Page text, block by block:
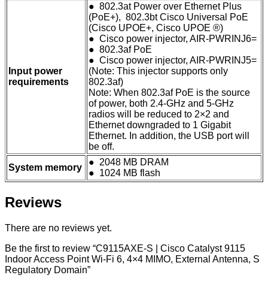
Input power
requirements
● 802.3at Power over Ethernet Plus
(PoE+), 802.3bt Cisco Universal PoE
(Cisco UPOE+, Cisco UPOE ®)
● Cisco power injector, AIR-PWRINJ6=
● 802.3af PoE
● Cisco power injector, AIR-PWRINJ5=
(Note: This injector supports only
802.3af)
Note: When 802.3af PoE is the source
of power, both 2.4-GHz and 5-GHz
radios will be reduced to 2×2 and
Ethernet downgraded to 1 Gigabit
Ethernet. In addition, the USB port will
be off.
System memory
● 2048 MB DRAM
● 1024 MB flash
Reviews
There are no reviews yet.
Be the first to review “C9115AXE-S | Cisco Catalyst 9115
Indoor Access Point Wi-Fi 6, 4×4 MIMO, External Antenna, S
Regulatory Domain”